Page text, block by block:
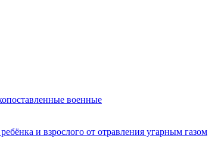
военные
и взрослого от отравления угарным газом